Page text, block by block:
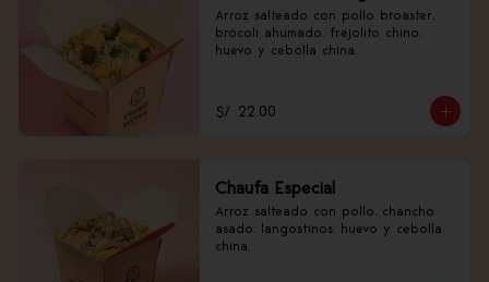
Arroz salteado con pollo broaster,
brócoli ahumado, frejolito chino,
huevo y cebolla china.
S/ 22.00
Chaufa Especial
Arroz salteado con pollo, chancho
asado, langostinos, huevo y cebolla
china.